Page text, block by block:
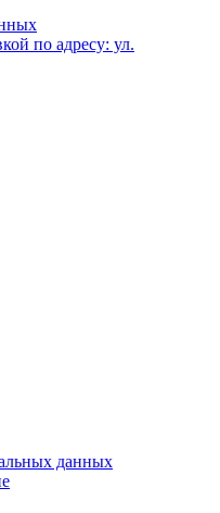
по адресу: ул.
данных